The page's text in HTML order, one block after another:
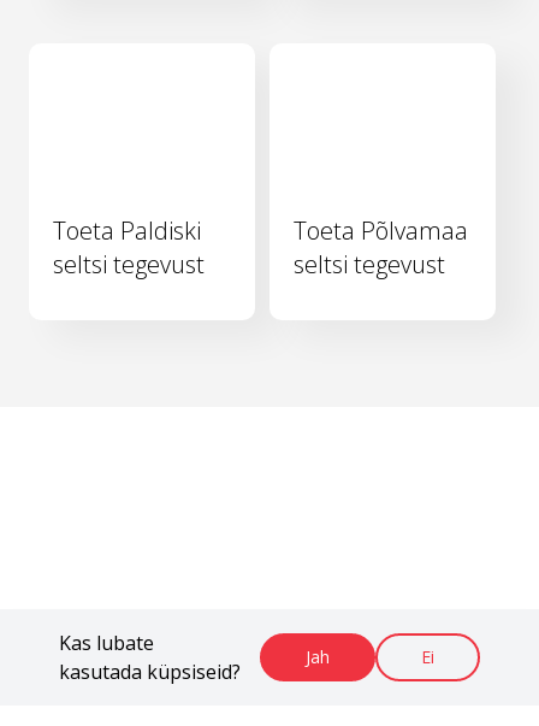
Kas lubate
kasutada küpsiseid?
Jah Ei
Toeta Paldiski
seltsi tegevust
Toeta Põlvamaa
seltsi tegevust